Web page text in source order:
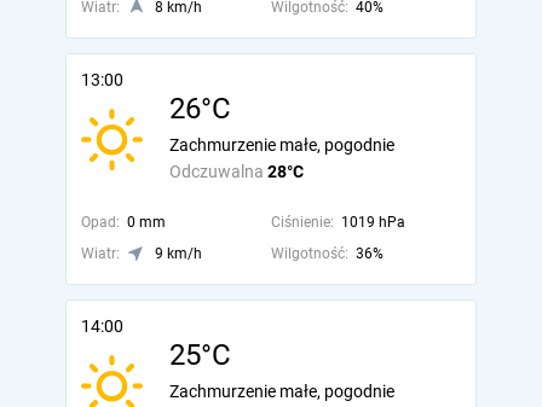
Wiatr:
8 km/h Wilgotność: 40%
13:00
26°C
Odczuwalna 28°C
Zachmurzenie małe, pogodnie
Opad: 0 mm Ciśnienie: 1019 hPa
Wiatr:
9 km/h Wilgotność: 36%
14:00
25°C
Zachmurzenie małe, pogodnie